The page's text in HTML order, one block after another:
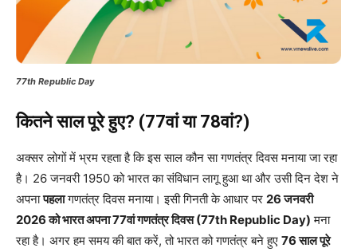
77th Republic Day
कितने साल पूरे हुए? (77वां या 78वां?)
अक्सर लोगों में भ्रम रहता है कि इस साल कौन सा गणतंत्र दिवस मनाया जा रहा
है। 26 जनवरी 1950 को भारत का संविधान लागू हुआ था और उसी दिन देश ने
अपनापहलागणतंत्र दिवस मनाया। इसी गिनती के आधार पर 26 जनवरी
2026 को भारत अपना 77वां गणतंत्र दिवस (77th Republic Day) मना
रहा है। अगर हम समय की बात करें, तो भारत को गणतंत्र बने हुए 76 साल पूरे